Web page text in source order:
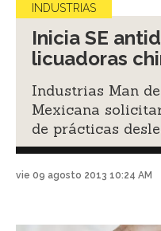
INDUSTRIAS
Inicia SE
licuadoras
Industrias Man
Mexicana
de prácticas
vie 09 agosto 2013 10:24 AM